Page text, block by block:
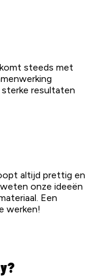
steeds met
resultaten
altijd prettig en
onze ideeën
Een
werken!